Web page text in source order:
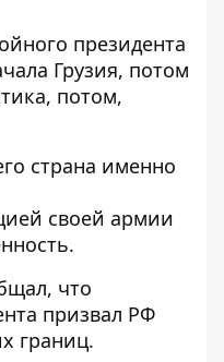
президента
Грузия, потом
потом,
страна именно
своей армии
что
призвал РФ
границ.